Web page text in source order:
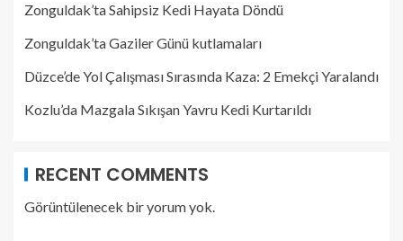
Zonguldak’ta Sahipsiz Kedi Hayata Döndü
Zonguldak’ta Gaziler Günü kutlamaları
Düzce’de Yol Çalışması Sırasında Kaza: 2 Emekçi Yaralandı
Kozlu’da Mazgala Sıkışan Yavru Kedi Kurtarıldı
RECENT COMMENTS
Görüntülenecek bir yorum yok.